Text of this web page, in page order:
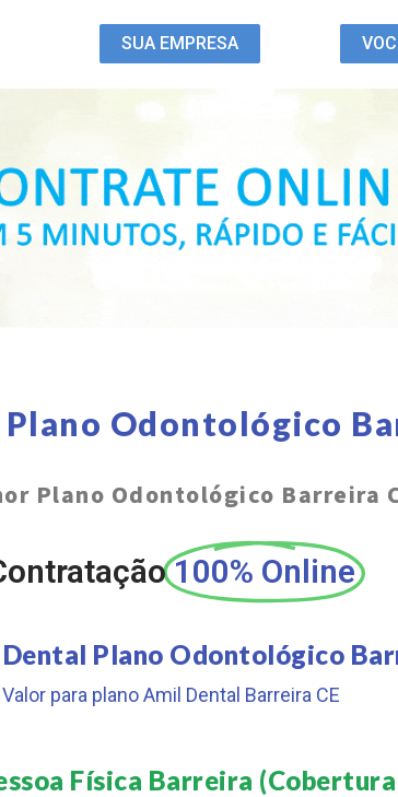
SUA EMPRESA
Odontológico
Plano Odontológico Barreira
100% Online
Plano Odontológico
Valor para plano Amil Dental Barreira CE
Física Barreira